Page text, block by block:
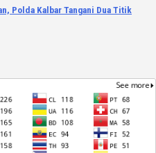
Polda Kalbar Tangani Dua Titik